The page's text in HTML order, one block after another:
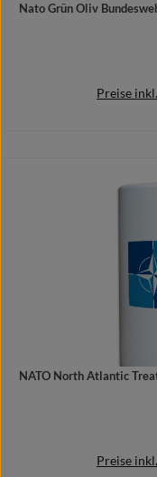
Nato Grün Oliv
Preise
NATO North Atlantic
Preise